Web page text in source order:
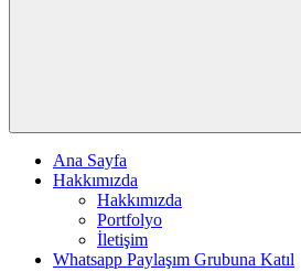
Ana Sayfa
Hakkımızda
Hakkımızda
Portfolyo
İletişim
Whatsapp Paylaşım Grubuna Katıl